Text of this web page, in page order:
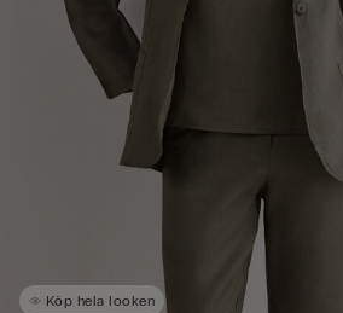
Köp hela looken